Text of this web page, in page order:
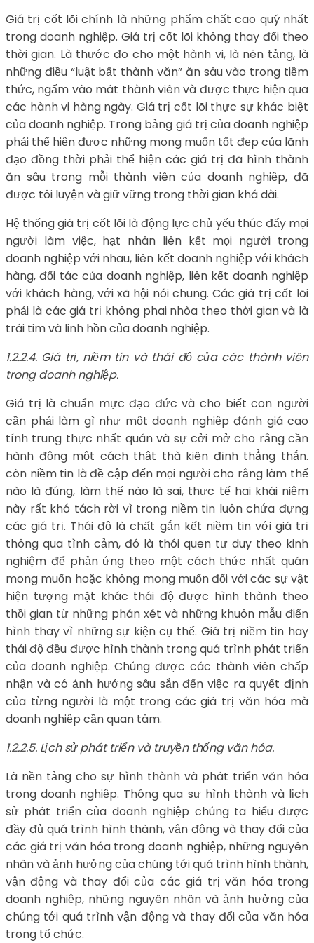
Giá trị cốt lõi chính là những phẩm chất cao quý nhất
trong doanh nghiệp. Giá trị cốt lõi không thay đổi theo
thời gian. Là thước đo cho một hành vi, là nên tảng, là
những điều “luật bất thành văn” ăn sâu vào trong tiềm
thức, ngấm vào mát thành viên và được thực hiện qua
các hành vi hàng ngày. Giá trị cốt lõi thực sự khác biệt
của doanh nghiệp. Trong bảng giá trị của doanh nghiệp
phải thể hiện được những mong muốn tốt đẹp của lãnh
đạo đồng thời phải thể hiện các giá trị đã hình thành
ăn sâu trong mỗi thành viên của doanh nghiệp, đã
được tôi luyện và giữ vững trong thời gian khá dài.
Hệ thống giá trị cốt lõi là động lực chủ yếu thúc đẩy mọi
người làm việc, hạt nhân liên kết mọi người trong
doanh nghiệp với nhau, liên kết doanh nghiệp với khách
hàng, đối tác của doanh nghiệp, liên kết doanh nghiệp
với khách hàng, với xã hội nói chung. Các giá trị cốt lõi
phải là các giá trị không phai nhòa theo thời gian và là
trái tim và linh hồn của doanh nghiệp.
1.2.2.4. Giá trị, niềm tin và thái độ của các thành viên
trong doanh nghiệp.
Giá trị là chuẩn mực đạo đức và cho biết con người
cần phải làm gì như một doanh nghiệp đánh giá cao
tính trung thực nhất quán và sự cởi mở cho rằng cần
hành động một cách thật thà kiên định thẳng thắn.
còn niềm tin là đề cập đến mọi người cho rằng làm thế
nào là đúng, làm thế nào là sai, thực tế hai khái niệm
này rất khó tách rời vì trong niềm tin luôn chứa đựng
các giá trị. Thái độ là chất gắn kết niềm tin với giá trị
thông qua tình cảm, đó là thói quen tư duy theo kinh
nghiệm để phản ứng theo một cách thức nhất quán
mong muốn hoặc không mong muốn đối với các sự vật
hiện tượng mặt khác thái độ được hình thành theo
thồi gian từ những phán xét và những khuôn mẫu điển
hình thay vì những sự kiện cụ thể. Giá trị niềm tin hay
thái độ đều được hình thành trong quá trình phát triển
của doanh nghiệp. Chúng được các thành viên chấp
nhận và có ảnh hưởng sâu sắn đến việc ra quyết định
của từng người là một trong các giá trị văn hóa mà
doanh nghiệp cần quan tâm.
1.2.2.5. Lịch sử phát triển và truyền thống văn hóa.
Là nền tảng cho sự hình thành và phát triển văn hóa
trong doanh nghiệp. Thông qua sự hình thành và lịch
sử phát triển của doanh nghiệp chúng ta hiểu được
đầy đủ quá trình hình thành, vận động và thay đổi của
các giá trị văn hóa trong doanh nghiệp, những nguyên
nhân và ảnh hưởng của chúng tới quá trình hình thành,
vận động và thay đổi của các giá trị văn hóa trong
doanh nghiệp, những nguyên nhân và ảnh hưởng của
chúng tới quá trình vận động và thay đổi của văn hóa
trong tổ chức.